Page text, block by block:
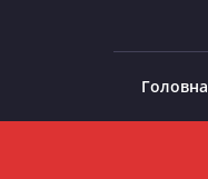
Головна